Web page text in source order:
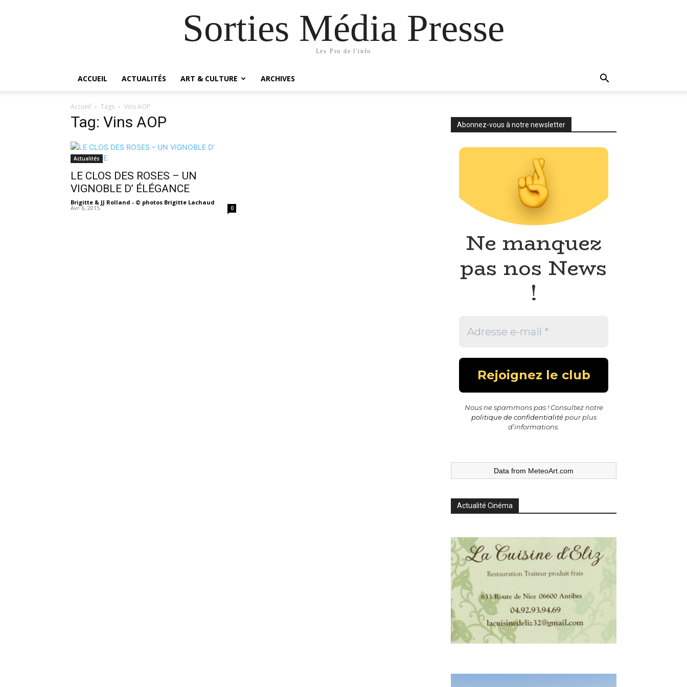
Sorties Média Presse
Les Pro de l'info
ACCUEIL ACTUALITÉS ART & CULTURE ARCHIVES
Accueil Tags Vins AOP
Tag: Vins AOP
Actualités
LE CLOS DES ROSES – UN
VIGNOBLE D’ ÉLÉGANCE
Brigitte & JJ Rolland - © photos Brigitte Lachaud -
Avr 6, 2015 0
Abonnez-vous à notre newsletter
Ne manquez
pas nos News
!
Nous ne spammons pas ! Consultez notre
politique de confidentialitépour plus
d’informations.
Data from MeteoArt.com
Actualité Cinéma